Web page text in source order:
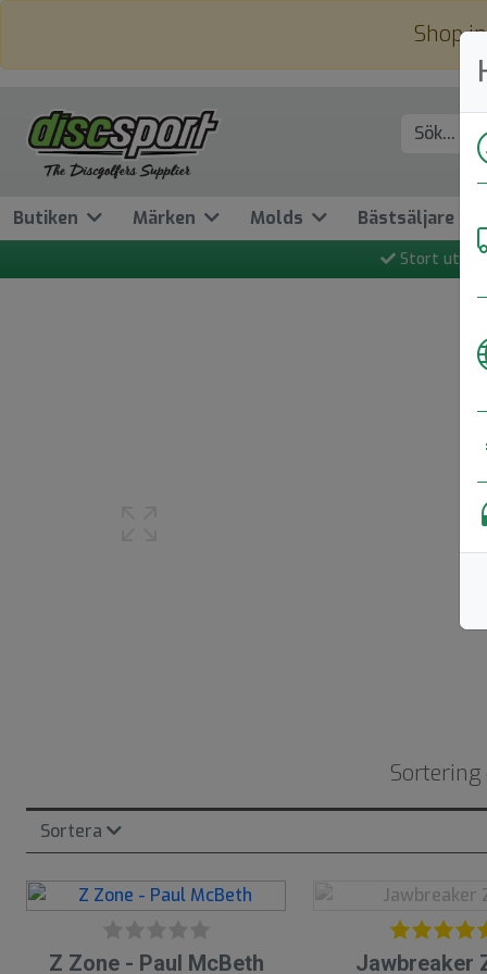
Shop
Butiken Märken Molds Bästsäljare
Stort utbud
Sortera
5Z Zone - Paul McBeth Jawbreaker